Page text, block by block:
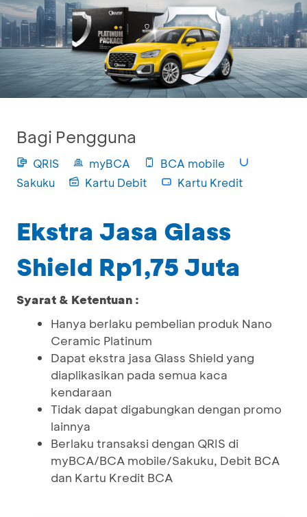
Bagi Pengguna
QRIS myBCA
BCA mobile
Sakuku
Kartu Debit Kartu Kredit
Ekstra Jasa Glass
Shield Rp1,75 Juta
Syarat & Ketentuan :
Hanya berlaku pembelian produk Nano
Ceramic Platinum
Dapat ekstra jasa Glass Shield yang
diaplikasikan pada semua kaca
kendaraan
Tidak dapat digabungkan dengan promo
lainnya
Berlaku transaksi dengan QRIS di
myBCA/BCA mobile/Sakuku, Debit BCA
dan Kartu Kredit BCA